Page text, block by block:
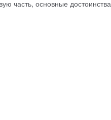
часть, основные достоинства